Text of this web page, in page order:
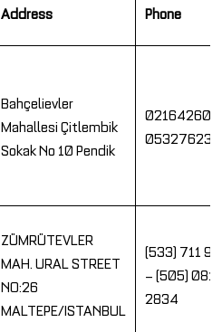
Address Phone
Bahçelievler
Mahallesi Çitlembik
Sokak No 10 Pendik
ZÜMRÜTEVLER
MAH. URAL STREET
NO:26
MALTEPE/ISTANBUL
(533) 711
– (505) 081
2834